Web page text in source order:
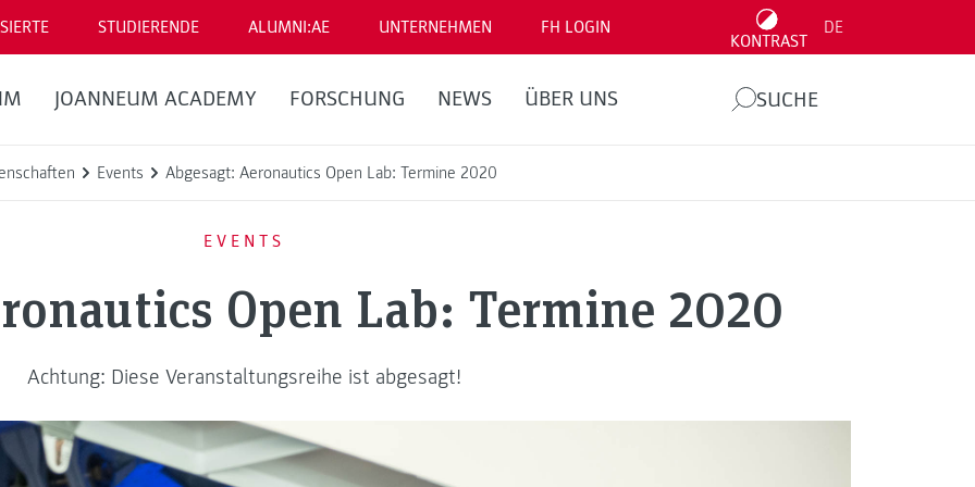
STUDIERENDE ALUMNI:AE UNTERNEHMEN FH LOGIN
KONTRAST
DE
JOANNEUM ACADEMY FORSCHUNG NEWS ÜBER UNS SUCHE
Events Abgesagt: Aeronautics Open Lab: Termine 2020
EVENTS
Open Lab: Termine 2020
Achtung: Diese Veranstaltungsreihe ist abgesagt!